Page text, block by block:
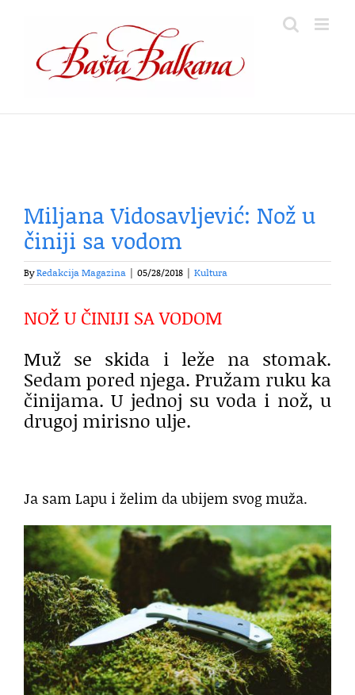
content
Miljana Vidosavljević: Nož u
činiji sa vodom
ByRedakcija Magazina 05/28/2018 Kultura
NOŽ U ČINIJI SA VODOM
Muž se skida i leže na stomak.
Sedam pored njega. Pružam ruku ka
činijama. U jednoj su voda i nož, u
drugoj mirisno ulje.
Ja sam Lapu i želim da ubijem svog muža.